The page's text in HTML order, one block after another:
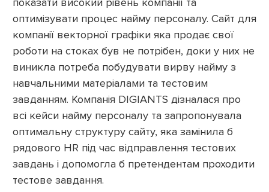
оптимізувати процес найму персоналу. Сайт для
компанії векторної графіки яка продає свої
роботи на стоках був не потрібен, доки у них не
виникла потреба побудувати вирву найму з
навчальними матеріалами та тестовим
завданням. Компанія DIGIANTS дізналася про
всі кейси найму персоналу та запропонувала
оптимальну структуру сайту, яка замінила б
рядового HR під час відправлення тестових
завдань і допомогла б претендентам проходити
тестове завдання.